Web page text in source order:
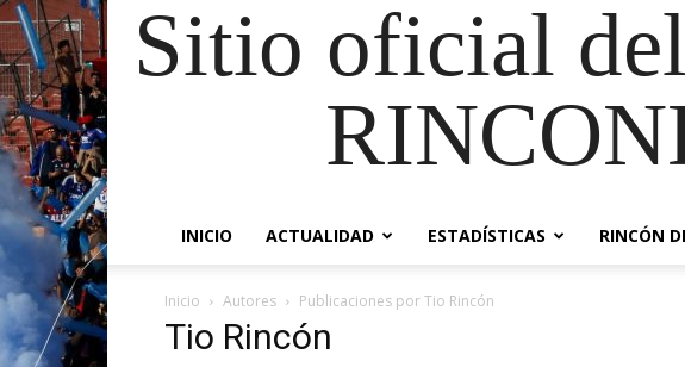
Sitio oficial
INICIO ACTUALIDAD ESTADÍSTICAS RINCÓN
Inicio Autores Publicaciones por Tio Rincón
Tio Rincón